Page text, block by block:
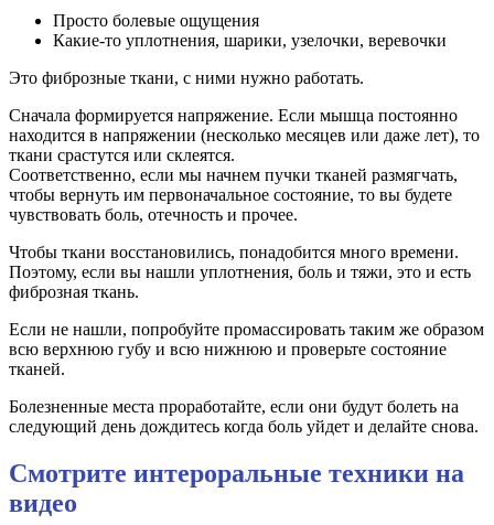
Просто болевые ощущения
Какие-то уплотнения, шарики, узелочки, веревочки
Это фиброзные ткани, с ними нужно работать.
Сначала формируется напряжение. Если мышца постоянно
находится в напряжении (несколько месяцев или даже лет), то
ткани срастутся или склеятся.
Соответственно, если мы начнем пучки тканей размягчать,
чтобы вернуть им первоначальное состояние, то вы будете
чувствовать боль, отечность и прочее.
Чтобы ткани восстановились, понадобится много времени.
Поэтому, если вы нашли уплотнения, боль и тяжи, это и есть
фиброзная ткань.
Если не нашли, попробуйте промассировать таким же образом
всю верхнюю губу и всю нижнюю и проверьте состояние
тканей.
Болезненные места проработайте, если они будут болеть на
следующий день дождитесь когда боль уйдет и делайте снова.
Смотрите интероральные техники на
видео